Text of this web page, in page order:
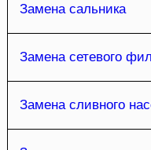
Замена сальника
Замена сетевого
Замена сливного